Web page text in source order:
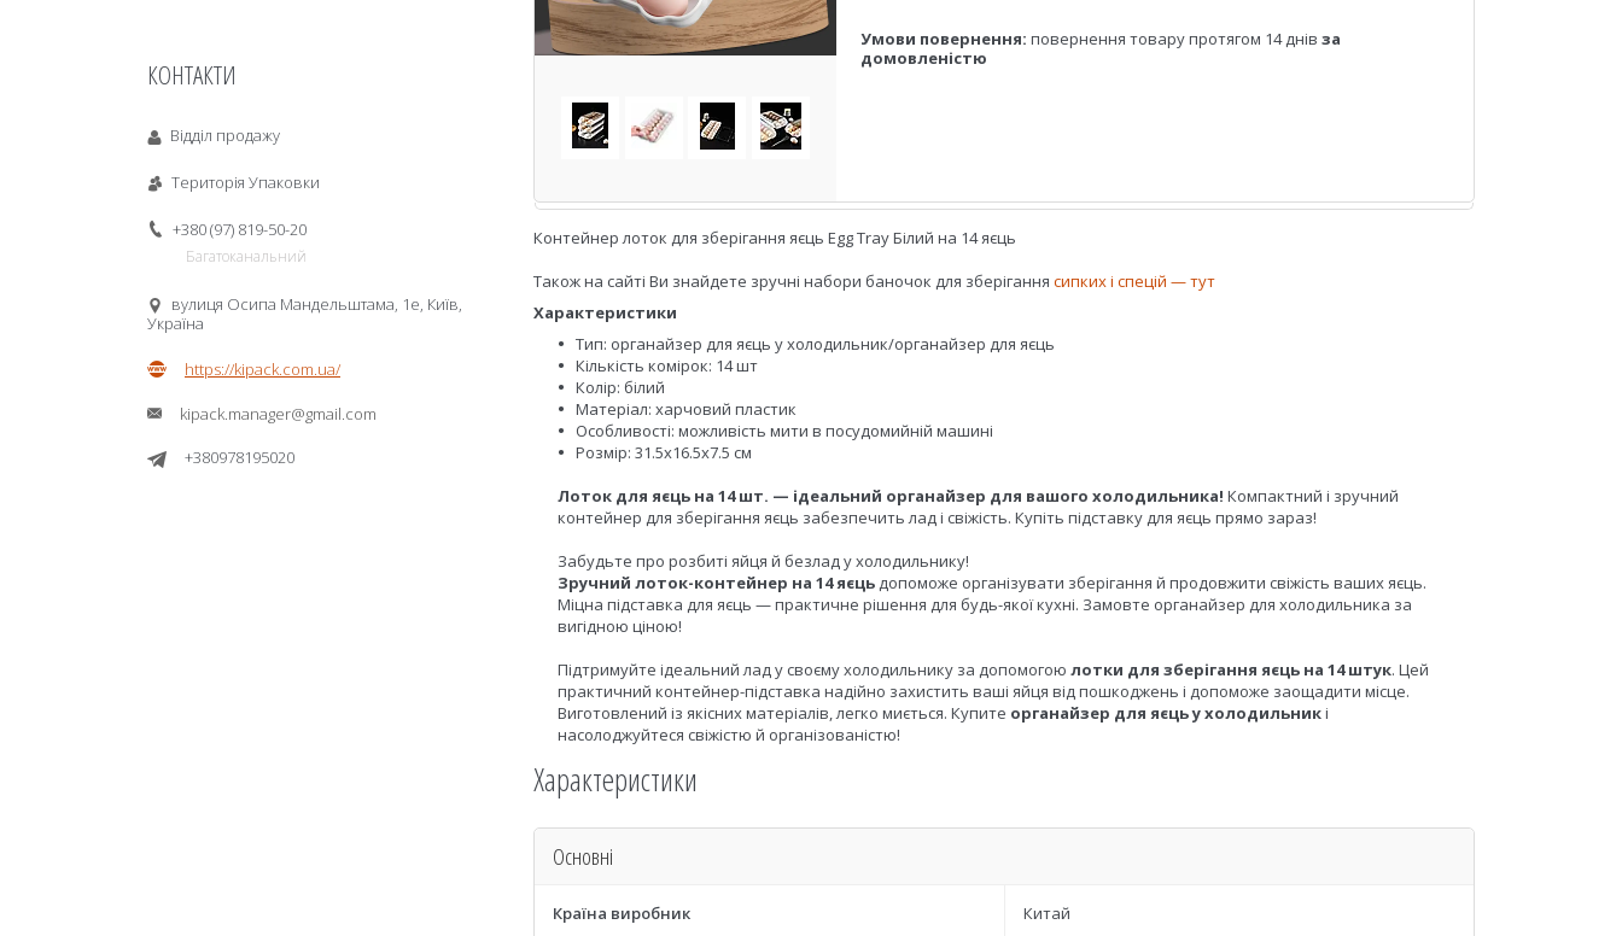
повернення товару протягом 14 днів за
домовленістю
Контейнер лоток для зберігання яєць Egg Tray Білий на 14 яєць
Також на сайті Ви знайдете зручні набори баночок для зберігання сипких і спецій — тут
Характеристики
Тип: органайзер для яєць у холодильник/органайзер для яєць
Кількість комірок: 14 шт
Колір: білий
Матеріал: харчовий пластик
Особливості: можливість мити в посудомийній машині
Розмір: 31.5х16.5х7.5 см
Лоток для яєць на 14 шт. — ідеальний органайзер для вашого холодильника! Компактний і зручний
контейнер для зберігання яєць забезпечить лад і свіжість. Купіть підставку для яєць прямо зараз!
Забудьте про розбиті яйця й безлад у холодильнику!
Зручний лоток-контейнер на 14 яєць допоможе організувати зберігання й продовжити свіжість ваших яєць.
Міцна підставка для яєць — практичне рішення для будь-якої кухні. Замовте органайзер для холодильника за
вигідною ціною!
Підтримуйте ідеальний лад у своєму холодильнику за допомогою лотки для зберігання яєць на 14 штук. Цей
практичний контейнер-підставка надійно захистить ваші яйця від пошкоджень і допоможе заощадити місце.
Виготовлений із якісних матеріалів, легко миється. Купите органайзер для яєць у холодильникі
насолоджуйтеся свіжістю й організованістю!
Характеристики
Основні
Країна виробник Китай
КОНТАКТИ
Відділ продажу
Територія Упаковки
+380 (97) 819-50-20
Багатоканальний
вулиця Осипа Мандельштама, 1е, Київ,
Україна
https://kipack.com.ua/
kipack.manager@gmail.com
+380978195020